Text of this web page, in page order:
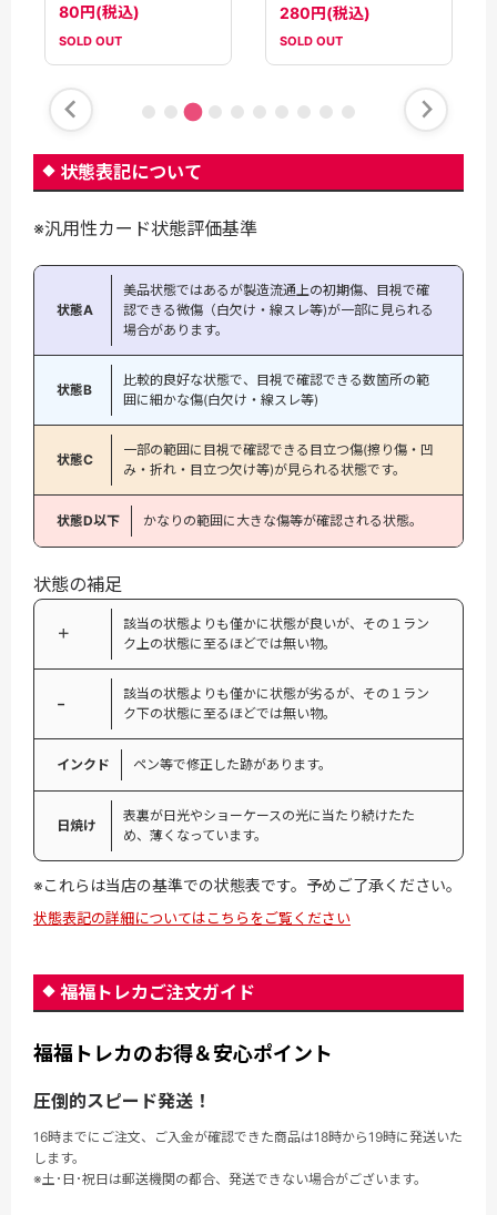
80円(税込)
SOLD OUT
280円(税込)
SOLD OUT
状態表記について
※汎用性カード状態評価基準
状態A
美品状態ではあるが製造流通上の初期傷、目視で確
認できる微傷（白欠け・線スレ等)が一部に見られる
場合があります。
状態B
比較的良好な状態で、目視で確認できる数箇所の範
囲に細かな傷(白欠け・線スレ等)
状態C
一部の範囲に目視で確認できる目立つ傷(擦り傷・凹
み・折れ・目立つ欠け等)が見られる状態です。
状態D以下 かなりの範囲に大きな傷等が確認される状態。
状態の補足
＋
該当の状態よりも僅かに状態が良いが、その１ラン
ク上の状態に至るほどでは無い物。
−
該当の状態よりも僅かに状態が劣るが、その１ラン
ク下の状態に至るほどでは無い物。
インクド ペン等で修正した跡があります。
日焼け
表裏が日光やショーケースの光に当たり続けたた
め、薄くなっています。
※これらは当店の基準での状態表です。予めご了承ください。
状態表記の詳細についてはこちらをご覧ください
福福トレカご注文ガイド
福福トレカのお得＆安心ポイント
圧倒的スピード発送！
16時までにご注文、ご入金が確認できた商品は18時から19時に発送いた
します。
※土･日･祝日は郵送機関の都合、発送できない場合がございます。